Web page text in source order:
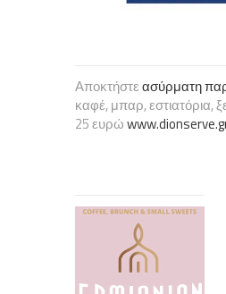
Αποκτήστεασύρματη
καφέ, μπαρ, εστιατόρια,
25 ευρώ